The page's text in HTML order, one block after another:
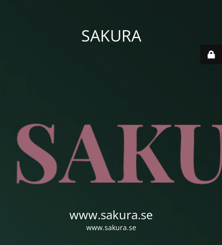
SAKURA
www.sakura.se
www.sakura.se